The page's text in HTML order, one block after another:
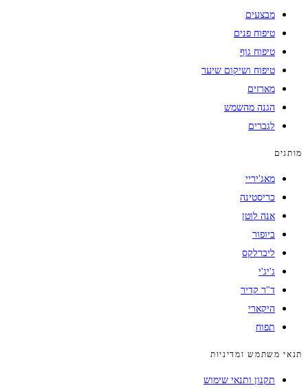
מבצעים
טיפוח פנים
טיפוח גוף
טיפוח ושיקום שיער
מארזים
הגנה מהשמש
לגברים
מותגים
מאג'יריי
כריסטינה
אנה לוטן
ביופור
ליברלקס
ג'יג'י
ד"ר קדיר
היקארי
תפוח
תנאי משתמש ומדיניות
תקנון ותנאי שימוש